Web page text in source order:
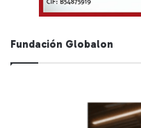
Fundación Globalon